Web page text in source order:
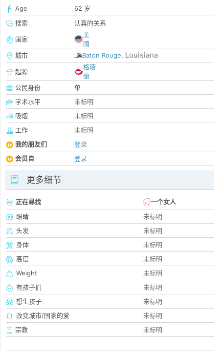
Age
62 岁
搜索
认真的关系
国家
美
國
城市
Baton Rouge, Louisiana
起源
格陵
蘭
公民身份
单
学术水平
未标明
吸烟
未标明
工作
未标明
我的朋友们
登录
会员自
登录
更多细节
正在尋找
一个女人
眼睛
未标明
头发
未标明
身体
未标明
高度
未标明
Weight
未标明
有孩子们
未标明
想生孩子
未标明
改变城市/国家的爱
未标明
宗教
未标明